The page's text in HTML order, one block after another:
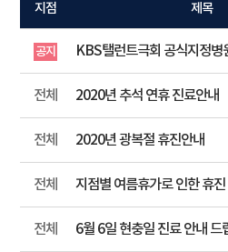
지점 제목
공지 KBS탤런트극회 공식지정병
전체 2020년 추석 연휴 진료안내
전체 2020년 광복절 휴진안내
전체 지점별 여름휴가로 인한 휴진
전체 6월 6일 현충일 진료 안내 드